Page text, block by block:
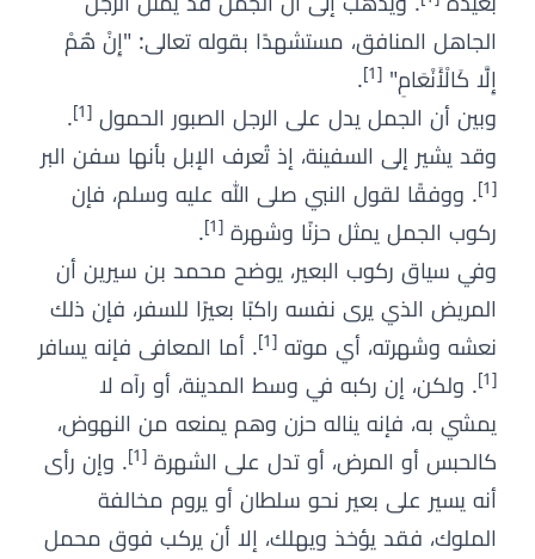
الجاهل المنافق، مستشهدًا بقوله تعالى: "إِنْ هُمْ
إِلَّا كَالْأَنْعَامِ" [1]
.
وبين أن الجمل يدل على الرجل الصبور الحمول [1]
.
وقد يشير إلى السفينة، إذ تُعرف الإبل بأنها سفن البر
[1] . ووفقًا لقول النبي صلى الله عليه وسلم، فإن
ركوب الجمل يمثل حزنًا وشهرة [1]
.
وفي سياق ركوب البعير، يوضح محمد بن سيرين أن
المريض الذي يرى نفسه راكبًا بعيرًا للسفر، فإن ذلك
نعشه وشهرته، أي موته [1] . أما المعافى فإنه يسافر
[1] . ولكن، إن ركبه في وسط المدينة، أو رآه لا
يمشي به، فإنه يناله حزن وهم يمنعه من النهوض،
كالحبس أو المرض، أو تدل على الشهرة [1] . وإن رأى
أنه يسير على بعير نحو سلطان أو يروم مخالفة
الملوك، فقد يؤخذ ويهلك، إلا أن يركب فوق محمل